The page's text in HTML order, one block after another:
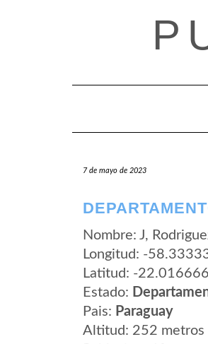
7 de mayo de 2023
Nombre: J,
Longitud: -
Latitud: -
Estado:
Pais: Paraguay
Altitud: 252 metros